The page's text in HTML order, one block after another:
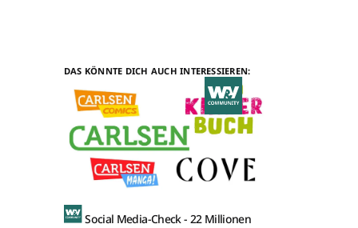
DAS KÖNNTE DICH AUCH INTERESSIEREN:
Social Media-Check - 22 Millionen